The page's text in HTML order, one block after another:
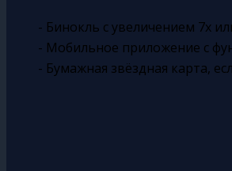
- Бинокль с увеличением 7x
- Мобильное приложение с
- Бумажная звёздная карта,